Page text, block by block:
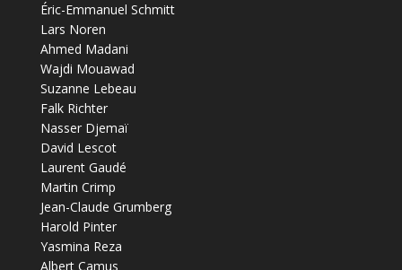
Éric-Emmanuel Schmitt
Lars Noren
Ahmed Madani
Wajdi Mouawad
Suzanne Lebeau
Falk Richter
Nasser Djemaï
David Lescot
Laurent Gaudé
Martin Crimp
Jean-Claude Grumberg
Harold Pinter
Yasmina Reza
Albert Camus